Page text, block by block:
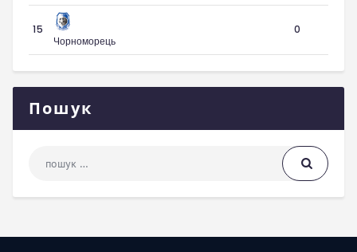
15
Чорноморець
0
Пошук